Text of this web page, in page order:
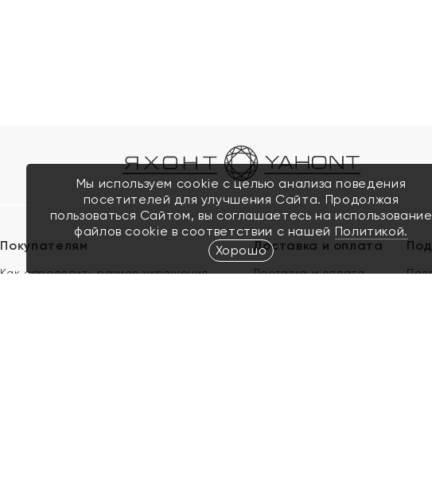
Покупателям
Как определить размер украшения
Доставка и оплата
Доставка и оплата
Мы используем cookie с целью анализа поведения
посетителей для улучшения Сайта. Продолжая
пользоваться Сайтом, вы соглашаетесь на использование
файлов cookie в соответствии с нашей Политикой.
Хорошо